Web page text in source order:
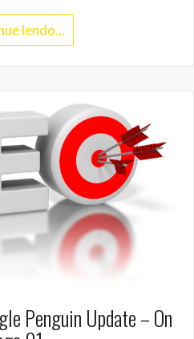
lendo…
Penguin Update – On